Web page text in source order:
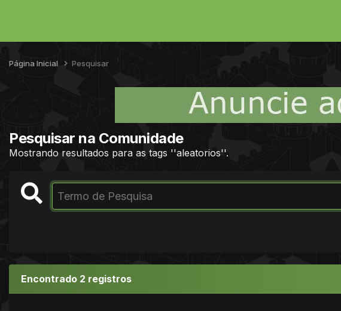
Página Inicial Pesquisar
Pesquisar na Comunidade
Mostrando resultados para as tags ''aleatorios''.
Encontrado 2 registros